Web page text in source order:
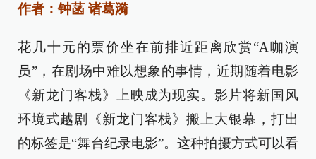
作者：钟菡 诸葛漪
花几十元的票价坐在前排近距离欣赏“A咖演
员”，在剧场中难以想象的事情，近期随着电影
《新龙门客栈》上映成为现实。影片将新国风
环境式越剧《新龙门客栈》搬上大银幕，打出
的标签是“舞台纪录电影”。这种拍摄方式可以看